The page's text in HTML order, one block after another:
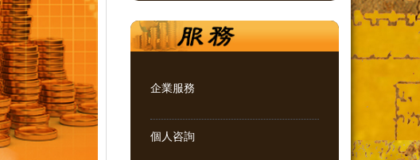
企業服務
個人咨詢